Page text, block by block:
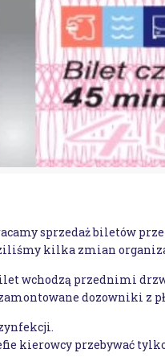
sprzedaż biletów
kilka zmian
wchodzą przednimi
dozowniki z
kierowcy przebywać